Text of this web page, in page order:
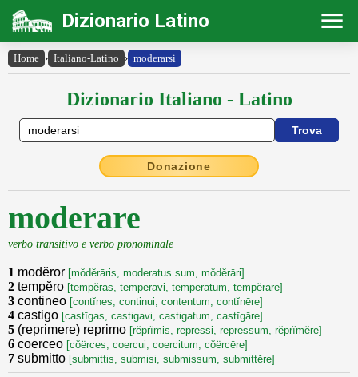
Dizionario Latino
Home › Italiano-Latino › moderarsi
Dizionario Italiano - Latino
Donazione
moderare
verbo transitivo e verbo pronominale
1 modĕror [mŏdĕrāris, moderatus sum, mŏdĕrāri]
2 tempĕro [tempĕras, temperavi, temperatum, tempĕrāre]
3 contineo [contĭnes, continui, contentum, contĭnēre]
4 castigo [castīgas, castigavi, castigatum, castīgāre]
5 (reprimere) reprimo [rĕprĭmis, repressi, repressum, rĕprĭmĕre]
6 coerceo [cŏërces, coercui, coercitum, cŏërcēre]
7 submitto [submittis, submisi, submissum, submittĕre]